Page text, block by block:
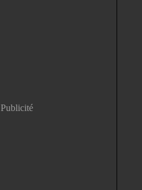
Publicité